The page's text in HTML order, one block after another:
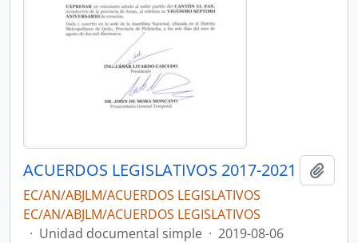
ACUERDOS LEGISLATIVOS 2017-2021
EC/AN/ABJLM/ACUERDOS LEGISLATIVOS
EC/AN/ABJLM/ACUERDOS LEGISLATIVOS
· Unidad documental simple · 2019-08-06